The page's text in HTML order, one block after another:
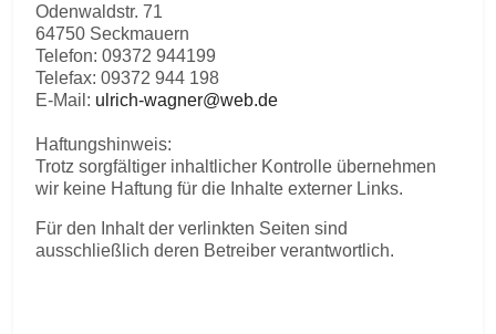
Odenwaldstr. 71
64750 Seckmauern
Telefon: 09372 944199
Telefax: 09372 944 198
E-Mail: ulrich-wagner@web.de
Haftungshinweis:
Trotz sorgfältiger inhaltlicher Kontrolle übernehmen
wir keine Haftung für die Inhalte externer Links.
Für den Inhalt der verlinkten Seiten sind
ausschließlich deren Betreiber verantwortlich.